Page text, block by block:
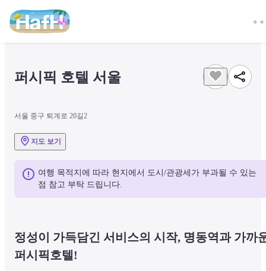
퍼시픽 호텔 서울
서울 중구 퇴계로 20길2
지도 보기
여행 목적지에 따라 현지에서 도시/관광세가 부과될 수 있는
점 참고 부탁 드립니다.
정성이 가득담긴 서비스의 시작, 명동역과 가까
퍼시픽호텔!